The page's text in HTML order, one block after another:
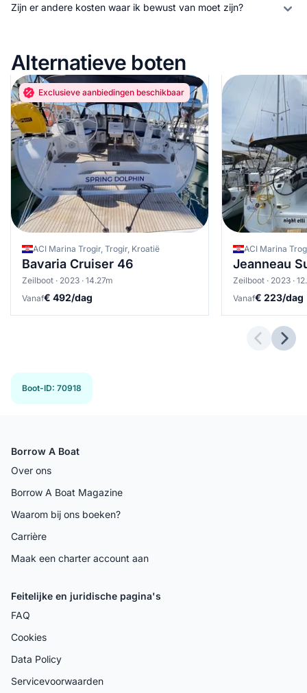
Zijn er andere kosten waar ik bewust van moet zijn?
Alternatieve boten
Exclusieve aanbiedingen beschikbaar
ACI Marina Trogir, Trogir, Kroatië
Bavaria Cruiser 46
Zeilboot · 2023 · 14.27m
Vanaf€ 492/dag
ACI Marina
Jeanneau
Zeilboot · 2023 ·
Vanaf€ 223/dag
Boot-ID: 70918
Borrow A Boat
Over ons
Borrow A Boat Magazine
Waarom bij ons boeken?
Carrière
Maak een charter account aan
Feitelijke en juridische pagina's
FAQ
Cookies
Data Policy
Servicevoorwaarden